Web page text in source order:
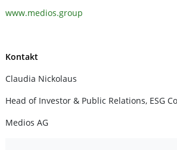
www.medios.group
Kontakt
Claudia Nickolaus
Head of Investor & Public Relations, ESG
Medios AG